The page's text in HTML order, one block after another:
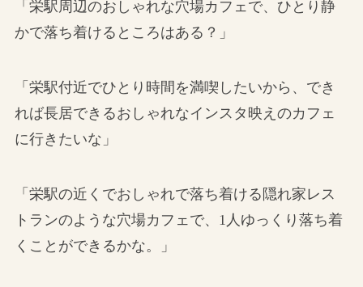
「栄駅周辺のおしゃれな穴場カフェで、ひとり静
かで落ち着けるところはある？」
「栄駅付近でひとり時間を満喫したいから、でき
れば長居できるおしゃれなインスタ映えのカフェ
に行きたいな」
「栄駅の近くでおしゃれで落ち着ける隠れ家レス
トランのような穴場カフェで、1人ゆっくり落ち着
くことができるかな。」